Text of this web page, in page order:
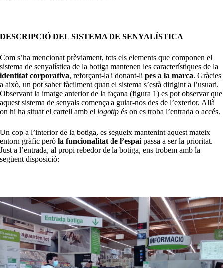
DESCRIPCIÓ DEL SISTEMA DE SENYALÍSTICA
Com s’ha mencionat prèviament, tots els elements que componen el
sistema de senyalística de la botiga mantenen les característiques de la
identitat corporativa, reforçant-la i donant-li pes a la marca. Gràcies
a això, un pot saber fàcilment quan el sistema s’està dirigint a l’usuari.
Observant la imatge anterior de la façana (figura 1) es pot observar que
aquest sistema de senyals comença a guiar-nos des de l’exterior. Allà
on hi ha situat el cartell amb el logotip és on es troba l’entrada o accés.
Un cop a l’interior de la botiga, es segueix mantenint aquest mateix
entorn gràfic però la funcionalitat de l’espai passa a ser la prioritat.
Just a l’entrada, al propi rebedor de la botiga, ens trobem amb la
següent disposició: